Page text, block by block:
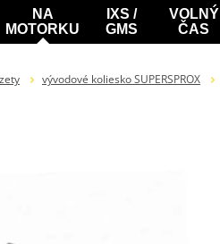
NA
MOTORKU
IXS /
GMS
VOLNÝ
ČAS
vývodové koliesko SUPERSPROX